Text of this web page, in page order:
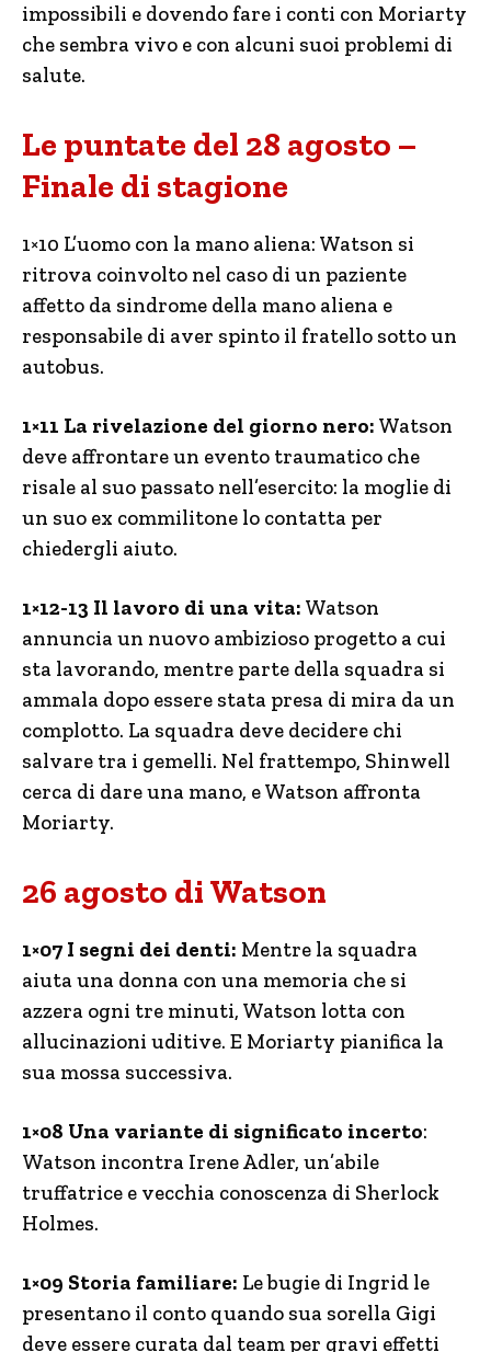
impossibili e dovendo fare i conti con Moriarty
che sembra vivo e con alcuni suoi problemi di
salute.
Le puntate del 28 agosto –
Finale di stagione
1×10 L’uomo con la mano aliena: Watson si
ritrova coinvolto nel caso di un paziente
affetto da sindrome della mano aliena e
responsabile di aver spinto il fratello sotto un
autobus.
1×11 La rivelazione del giorno nero: Watson
deve affrontare un evento traumatico che
risale al suo passato nell’esercito: la moglie di
un suo ex commilitone lo contatta per
chiedergli aiuto.
1×12-13 Il lavoro di una vita: Watson
annuncia un nuovo ambizioso progetto a cui
sta lavorando, mentre parte della squadra si
ammala dopo essere stata presa di mira da un
complotto. La squadra deve decidere chi
salvare tra i gemelli. Nel frattempo, Shinwell
cerca di dare una mano, e Watson affronta
Moriarty.
26 agosto di Watson
1×07 I segni dei denti: Mentre la squadra
aiuta una donna con una memoria che si
azzera ogni tre minuti, Watson lotta con
allucinazioni uditive. E Moriarty pianifica la
sua mossa successiva.
1×08 Una variante di significato incerto:
Watson incontra Irene Adler, un’abile
truffatrice e vecchia conoscenza di Sherlock
Holmes.
1×09 Storia familiare: Le bugie di Ingrid le
presentano il conto quando sua sorella Gigi
deve essere curata dal team per gravi effetti